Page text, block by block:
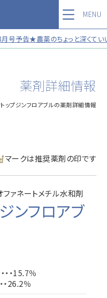
月号予告★農薬のちょっと深く
MENU
薬剤詳細情報
ップジンフロアブルの薬剤詳細情報
マークは推奨薬剤の印です
ファネートメチル水和剤
ンフロアブ
・・15.7％
・26.2％